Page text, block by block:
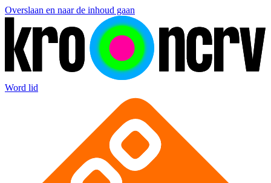
Overslaan en naar de inhoud gaan
Word lid